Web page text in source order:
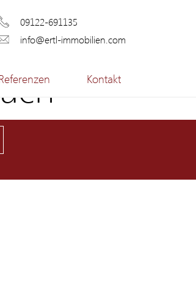
09122-691135
info@ertl-immobilien.com
Kontakt